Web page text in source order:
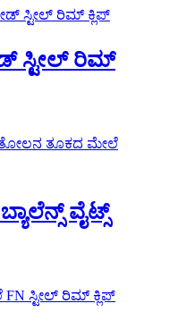
ಸ್ಟೀಲ್ ರಿಮ್
ವೈಟ್ಸ್